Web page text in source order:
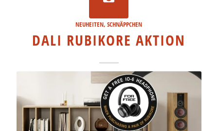
NEUHEITEN,SCHNÄPPCHEN
DALI RUBIKORE AKTION